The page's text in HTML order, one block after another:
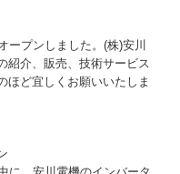
ープンしました。(株)安川
紹介、販売、技術サービス
ほど宜しくお願いいたしま